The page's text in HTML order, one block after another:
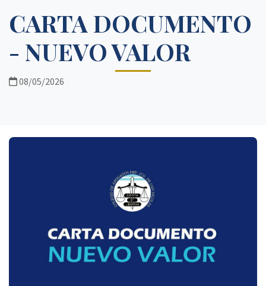
CARTA DOCUMENTO
- NUEVO VALOR
08/05/2026